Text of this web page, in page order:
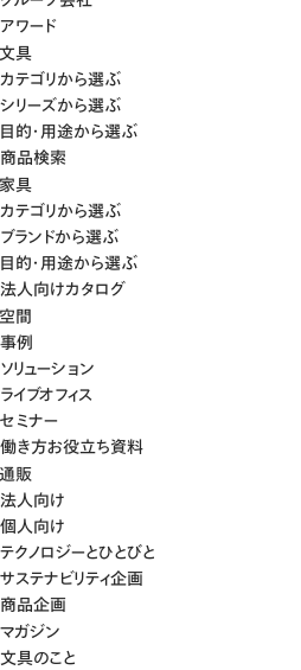
アワード
文具
カテゴリから選ぶ
シリーズから選ぶ
目的・用途から選ぶ
商品検索
家具
カテゴリから選ぶ
ブランドから選ぶ
目的・用途から選ぶ
法人向けカタログ
空間
事例
ソリューション
ライブオフィス
セミナー
働き方お役立ち資料
通販
法人向け
個人向け
テクノロジーとひとびと
サステナビリティ企画
商品企画
マガジン
文具のこと